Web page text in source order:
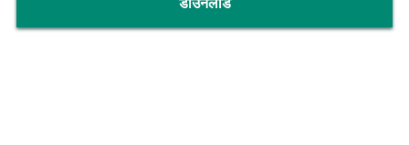
डाउनलोड